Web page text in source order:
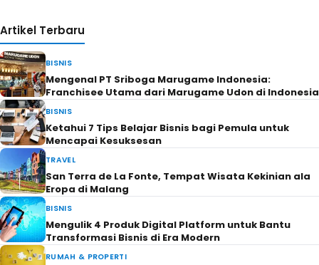
Artikel Terbaru
BISNIS
Mengenal PT Sriboga Marugame Indonesia:
Franchisee Utama dari Marugame Udon di Indonesia
BISNIS
Ketahui 7 Tips Belajar Bisnis bagi Pemula untuk
Mencapai Kesuksesan
TRAVEL
San Terra de La Fonte, Tempat Wisata Kekinian ala
Eropa di Malang
BISNIS
Mengulik 4 Produk Digital Platform untuk Bantu
Transformasi Bisnis di Era Modern
RUMAH & PROPERTI